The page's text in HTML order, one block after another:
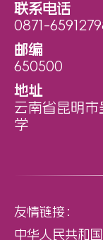
联系电话
0871-
邮编
650500
地址
云南省昆明
学
友情链接：
中华人民共和